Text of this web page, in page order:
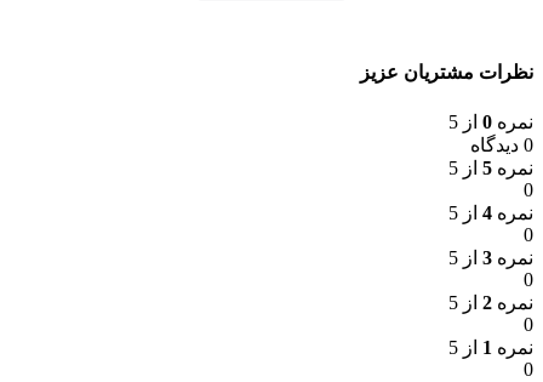
نظرات مشتریان عزیز
نمره 0 از 5
0 دیدگاه
نمره 5 از 5
0
نمره 4 از 5
0
نمره 3 از 5
0
نمره 2 از 5
0
نمره 1 از 5
0